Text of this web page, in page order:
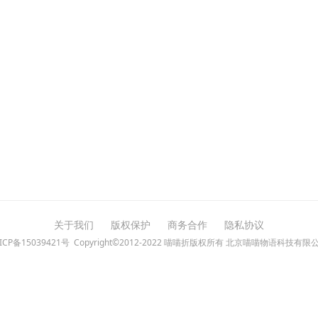
关于我们 版权保护 商务合作 隐私协议
备15039421号Copyright©2012-2022 喵喵折版权所有 北京喵喵物语科技有限